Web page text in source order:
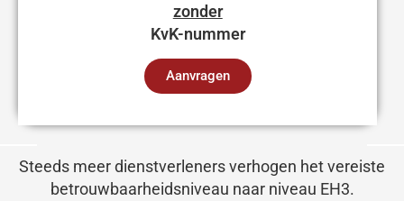
zonder
KvK-nummer
Aanvragen
Steeds meer dienstverleners verhogen het vereiste
betrouwbaarheidsniveau naar niveau EH3.